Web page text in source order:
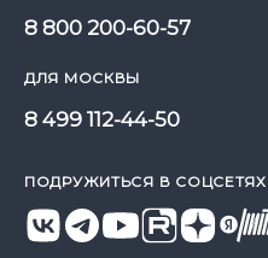
8 800 200-60-57
ДЛЯ МОСКВЫ
8 499 112-44-50
ПОДРУЖИТЬСЯ В СОЦСЕТЯХ